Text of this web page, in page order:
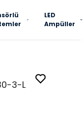
LED
Ampüller
3-L